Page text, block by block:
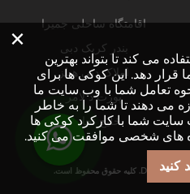
اقامتگاه ساحلی جمیرا
بندر کریک دبی
املاک دبی هیلز
پورت د لامر
خلیج تجاری
×
می کند تا بتواند بهترین
قرار دهد. این کوکی ها برای
تعامل شما با وب سایت ما
می دهند تا شما را به خاطر
سایت شما با کارکرد کوکی ها
های شخصی موافقت می کنید.
کنید